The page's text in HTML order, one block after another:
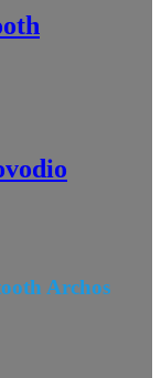
Archos